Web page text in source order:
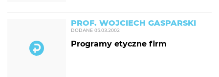
PROF. WOJCIECH GASPARSKI
DODANE 05.03.2002
Programy etyczne firm